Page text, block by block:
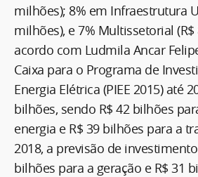
milhões); 8% em Infraestrutura
milhões), e 7% Multissetorial
acordo com Ludmila Ancar
Caixa para o Programa de
Energia Elétrica (PIEE 2015) até
bilhões, sendo R$ 42 bilhões
energia e R$ 39 bilhões para a
2018, a previsão de
bilhões para a geração e R$ 31